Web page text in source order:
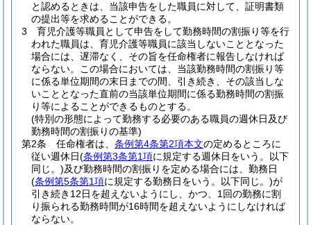
と認めるときは、当該申告をした職員に対して、証明書類
の提出等を求めることができる。
3
育児介護等職員として申告をして勤務時間の割振り等を行
われた職員は、育児介護等職員に該当しないこととなった
場合には、遅滞なく、その旨を任命権者に報告しなければ
ならない。
この場合においては、当該勤務時間の割振り等
に係る単位期間の末日までの間、引き続き、その該当しな
いこととなった直前の当該単位期間に係る勤務時間の割振
り等によることができるものとする。
(特別の形態によって勤務する必要のある職員の週休日及び
勤務時間の割振りの基準)
第2条
任命権者は、 条例第4条第2項本文の定めるところに
従い週休日(条例第3条第1項に規定する週休日をいう。以下
同じ。)及び勤務時間の割振りを定める場合には、勤務日
(条例第5条第1項に規定する勤務日をいう。以下同じ。)が
引き続き12日を超えないようにし、かつ、1回の勤務に割
り振られる勤務時間が16時間を超えないようにしなければ
ならない。